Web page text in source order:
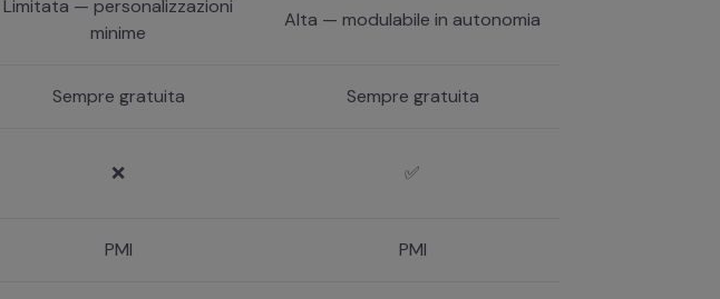
Limitata — personalizzazioni
minime
Alta — modulabile in autonomia
Sempre gratuita Sempre gratuita
❌ ✅
PMI PMI